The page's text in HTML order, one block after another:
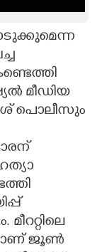
മീഡിയ
പൊലീസും
ജൂൺ